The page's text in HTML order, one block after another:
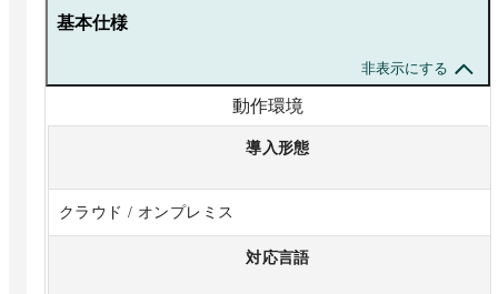
基本仕様
非表示にする
動作環境
導入形態
クラウド / オンプレミス
対応言語